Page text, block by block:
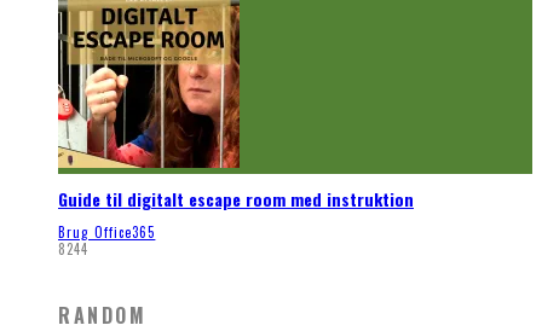
Guide til digitalt escape room med instruktion
Brug Office365
8244
RANDOM